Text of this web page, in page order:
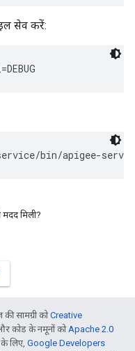
सेव करें:
bin/apigee-
मिली?
सामग्री कोCreative
कोड के नमूनों कोApache 2.0
के लिए, Google Developers